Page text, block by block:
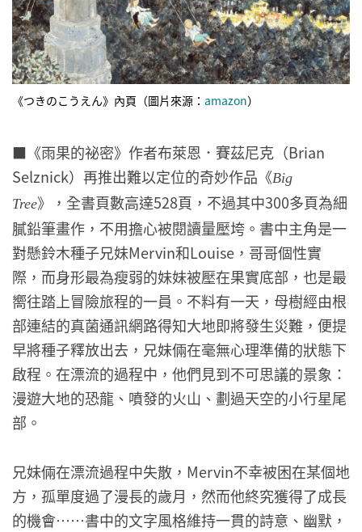
《つきのこうえん》內頁（圖片來源： amazon）
■《雨果的祕密》作者布萊恩．賽茲尼克（Brian
Selznick）再推出難以定位的奇妙作品《Big
Tree》，全書頁數高達528頁，不過其中300多頁為細
膩鉛筆畫作，不用擔心被閱讀量壓垮。書中主角是一
對懸鈴木種子兄妹Mervin和Louise，哥哥個性實
際，而身形最為瘦弱的妹妹被壓在果實底部，也是最
嚮往踏上冒險旅程的一員。不料有一天，母樹經由根
部連結的真菌通訊網路得知大地即將發生災難，便提
早將種子釋放出去，兄妹倆在毫無心理準備的狀態下
啟程。在漂流的過程中，他們見到不可思議的景象：
漫遊大地的恐龍、噴發的火山、劃過天空的小行星尾
部。
兄妹倆在漂流過程中失散，Mervin不幸被困在某個地
方，孤單度過了漫長的歲月，然而他終究獲得了成長
的機會⋯⋯書中的文字風格維持一貫的詩意、幽默，